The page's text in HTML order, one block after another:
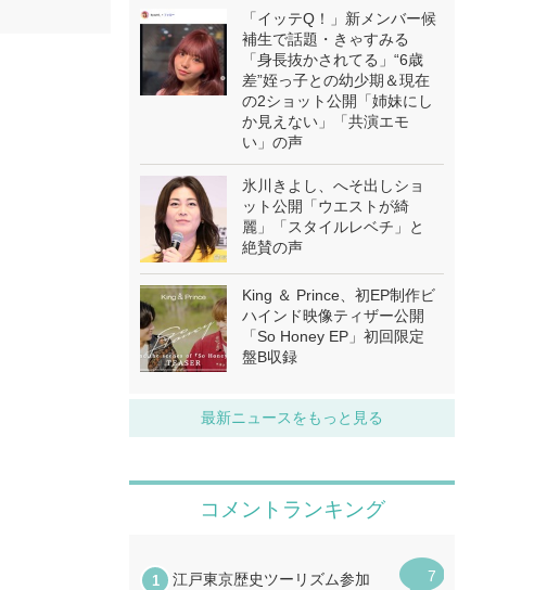
「イッテQ！」新メンバー候
補生で話題・きゃすみる
「身長抜かされてる」“6歳
差”姪っ子との幼少期＆現在
の2ショット公開「姉妹にし
か見えない」「共演エモ
い」の声
氷川きよし、へそ出しショ
ット公開「ウエストが綺
麗」「スタイルレベチ」と
絶賛の声
King ＆ Prince、初EP制作ビ
ハインド映像ティザー公開
「So Honey EP」初回限定
盤B収録
最新ニュースをもっと見る